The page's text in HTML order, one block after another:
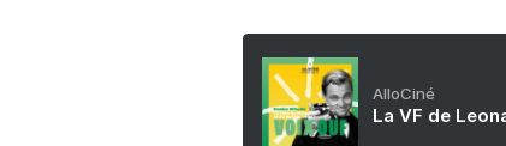
AlloCiné
La VF de